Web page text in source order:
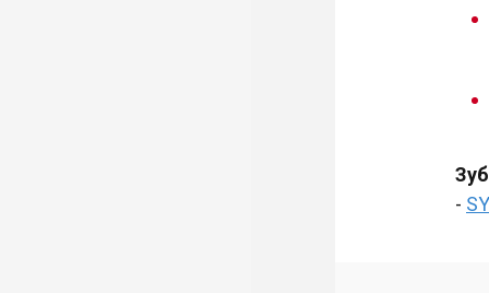
-